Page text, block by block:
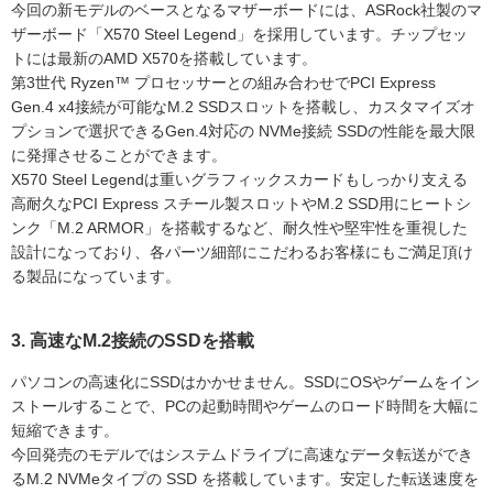
今回の新モデルのベースとなるマザーボードには、ASRock社製のマ
ザーボード「X570 Steel Legend」を採用しています。チップセッ
トには最新のAMD X570を搭載しています。
第3世代 Ryzen™ プロセッサーとの組み合わせでPCI Express
Gen.4 x4接続が可能なM.2 SSDスロットを搭載し、カスタマイズオ
プションで選択できるGen.4対応の NVMe接続 SSDの性能を最大限
に発揮させることができます。
X570 Steel Legendは重いグラフィックスカードもしっかり支える
高耐久なPCI Express スチール製スロットやM.2 SSD用にヒートシ
ンク「M.2 ARMOR」を搭載するなど、耐久性や堅牢性を重視した
設計になっており、各パーツ細部にこだわるお客様にもご満足頂け
る製品になっています。
3. 高速なM.2接続のSSDを搭載
パソコンの高速化にSSDはかかせません。SSDにOSやゲームをイン
ストールすることで、PCの起動時間やゲームのロード時間を大幅に
短縮できます。
今回発売のモデルではシステムドライブに高速なデータ転送ができ
るM.2 NVMeタイプの SSD を搭載しています。安定した転送速度を